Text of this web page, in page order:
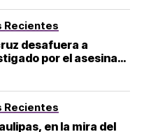
Recientes
desafuera a
por el asesinato
Guzmán
Recientes
en la mira del